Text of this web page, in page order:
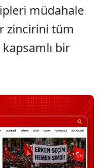
müdahale
zincirini tüm
bir